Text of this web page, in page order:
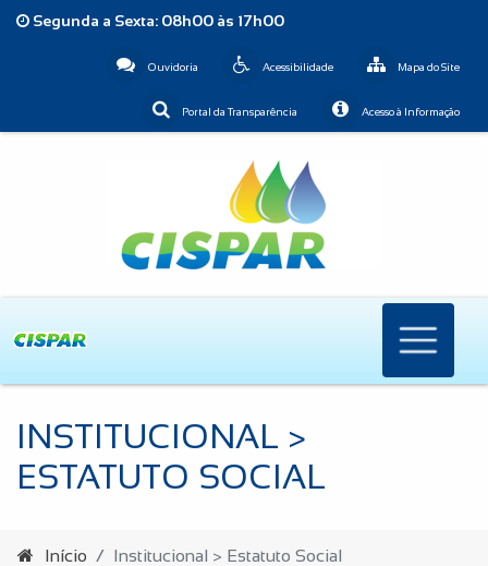
Segunda a Sexta: 08h00 às 17h00
Mapa do Site
Acessibilidade
Ouvidoria
Acesso à Informação
Portal da Transparência
INSTITUCIONAL >
ESTATUTO SOCIAL
Início Institucional > Estatuto Social